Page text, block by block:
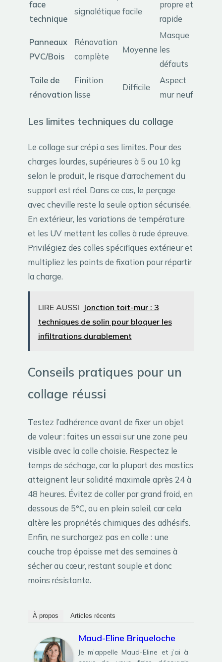
face
technique
signalétique facile
propre et
rapide
Panneaux
PVC/Bois
Rénovation
complète
Moyenne
Masque
les
défauts
Toile de
rénovation
Finition
lisse
Difficile
Aspect
mur neuf
Les limites techniques du collage
Le collage sur crépi a ses limites. Pour des
charges lourdes, supérieures à 5 ou 10 kg
selon le produit, le risque d’arrachement du
support est réel. Dans ce cas, le perçage
avec cheville reste la seule option sécurisée.
En extérieur, les variations de température
et les UV mettent les colles à rude épreuve.
Privilégiez des colles spécifiques extérieur et
multipliez les points de fixation pour répartir
la charge.
LIRE AUSSI Jonction toit-mur : 3
techniques de solin pour bloquer les
infiltrations durablement
Conseils pratiques pour un
collage réussi
Testez l’adhérence avant de fixer un objet
de valeur : faites un essai sur une zone peu
visible avec la colle choisie. Respectez le
temps de séchage, car la plupart des mastics
atteignent leur solidité maximale après 24 à
48 heures. Évitez de coller par grand froid, en
dessous de 5°C, ou en plein soleil, car cela
altère les propriétés chimiques des adhésifs.
Enfin, ne surchargez pas en colle : une
couche trop épaisse met des semaines à
sécher au cœur, restant souple et donc
moins résistante.
À propos Articles récents
Maud-Eline Briqueloche
Je m’appelle Maud-Eline et j’ai à